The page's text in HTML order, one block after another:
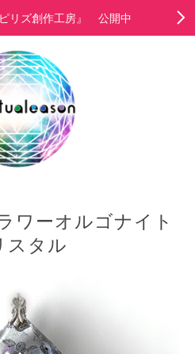
リズ創作工房』 公開中
ワーオルゴナイト
スタル